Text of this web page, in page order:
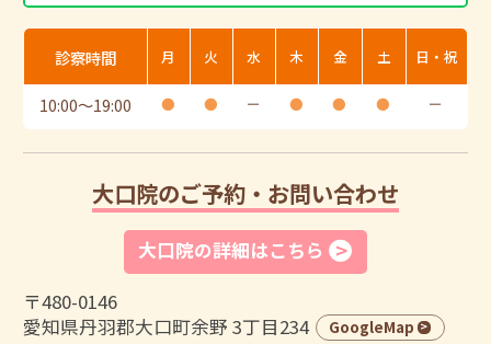
診察時間 月 火 水 木 金 土 日・祝
10:00〜19:00 ● ● ー ● ● ● ー
大口院のご予約・お問い合わせ
大口院の詳細はこちら
〒480-0146
愛知県丹羽郡大口町余野 3丁目234
GoogleMap